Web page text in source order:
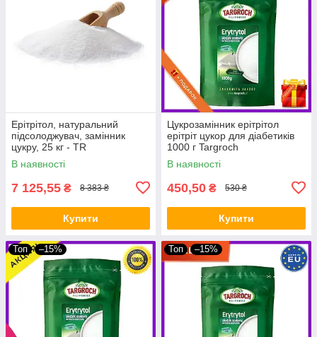
Ерітрітол, натуральний
підсолоджувач, замінник
цукру, 25 кг - TR
В наявності
7 125,55 ₴ 8 383 ₴
Купити
Цукрозамінник ерітрітол
ерітріт цукор для діабетиків
1000 г Targroch
В наявності
450,50 ₴ 530 ₴
Купити
Топ –15% Топ –15%